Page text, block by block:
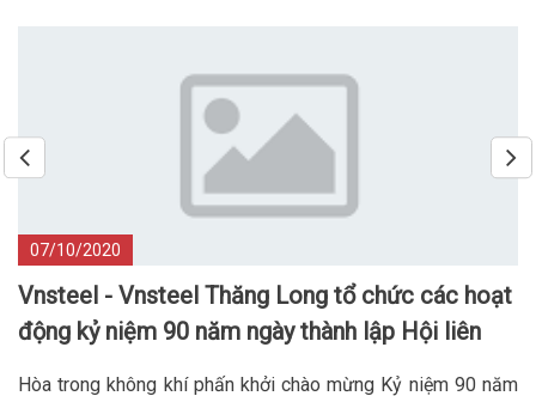
07/10/2020
Vnsteel - Vnsteel Thăng Long tổ chức các hoạt
động kỷ niệm 90 năm ngày thành lập Hội liên
Hòa trong không khí phấn khởi chào mừng Kỷ niệm 90 năm